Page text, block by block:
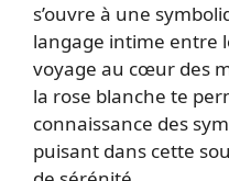
s’ouvre à une
langage intime entre
voyage au cœur des
la rose blanche te
connaissance des
puisant dans cette